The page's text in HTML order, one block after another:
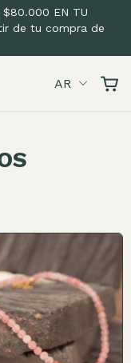
$80.000 EN TU
de tu compra de
AR